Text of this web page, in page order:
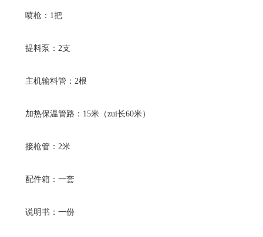
喷枪：1把
提料泵：2支
主机输料管：2根
加热保温管路：15米（zui长60米）
接枪管：2米
配件箱：一套
说明书：一份